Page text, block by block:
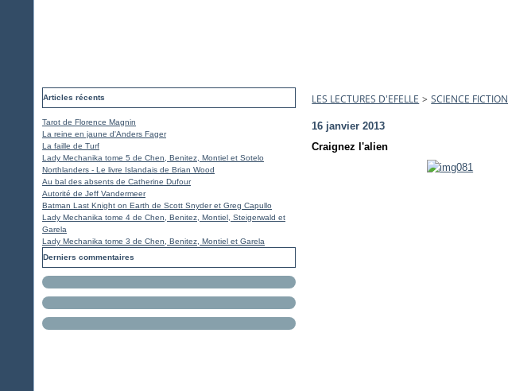
Articles récents
Tarot de Florence Magnin
La reine en jaune d'Anders Fager
La faille de Turf
Lady Mechanika tome 5 de Chen, Benitez, Montiel et Sotelo
Northlanders - Le livre Islandais de Brian Wood
Au bal des absents de Catherine Dufour
Autorité de Jeff Vandermeer
Batman Last Knight on Earth de Scott Snyder et Greg Capullo
Lady Mechanika tome 4 de Chen, Benitez, Montiel, Steigerwald et
Garela
Lady Mechanika tome 3 de Chen, Benitez, Montiel et Garela
Derniers commentaires
LES LECTURES D'EFELLE > SCIENCE FICTION
16 janvier 2013
Craignez l'alien